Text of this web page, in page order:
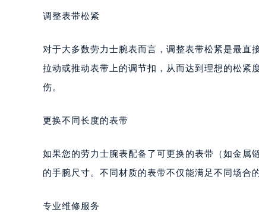
调整表带松紧
对于大多数劳力士腕表而言，调整表带松紧是最直
拉动或推动表带上的调节扣，从而达到理想的松紧
伤。
更换不同长度的表带
如果您的劳力士腕表配备了可更换的表带（如金属
的手腕尺寸。不同材质的表带不仅能满足不同场合
专业维修服务